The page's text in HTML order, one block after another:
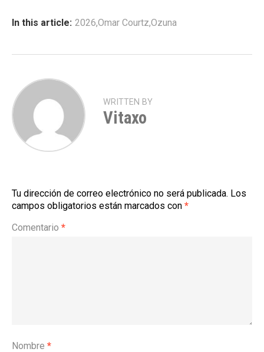
In this article: 2026,Omar Courtz,Ozuna
WRITTEN BY
Vitaxo
Tu dirección de correo electrónico no será publicada. Los
campos obligatorios están marcados con *
Comentario *
Nombre *